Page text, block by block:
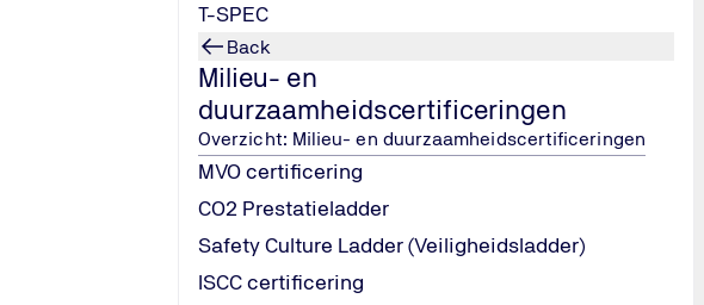
T-SPEC
Back
Milieu- en
duurzaamheidscertificeringen
Overzicht: Milieu- en duurzaamheidscertificeringen
MVO certificering
CO2 Prestatieladder
Safety Culture Ladder (Veiligheidsladder)
ISCC certificering